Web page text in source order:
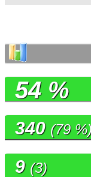
54 %
340 (79
9 (3)